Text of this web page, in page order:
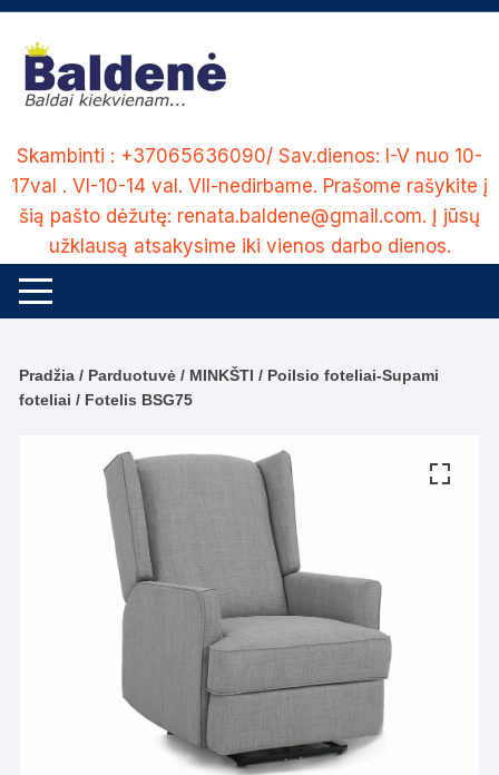
Skip
content
Skambinti : +37065636090/ Sav.dienos: I-V nuo 10-
17val . VI-10-14 val. VII-nedirbame. Prašome rašykite į
šią pašto dėžutę: renata.baldene@gmail.com. Į jūsų
užklausą atsakysime iki vienos darbo dienos.
Pradžia / Parduotuvė / MINKŠTI / Poilsio foteliai-Supami
foteliai / Fotelis BSG75